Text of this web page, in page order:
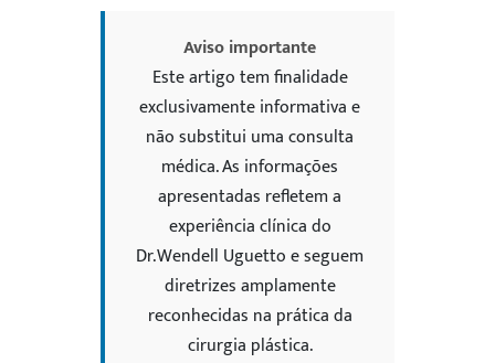
Aviso importante
Este artigo tem finalidade
exclusivamente informativa e
não substitui uma consulta
médica. As informações
apresentadas refletem a
experiência clínica do
Dr. Wendell Uguetto e seguem
diretrizes amplamente
reconhecidas na prática da
cirurgia plástica.